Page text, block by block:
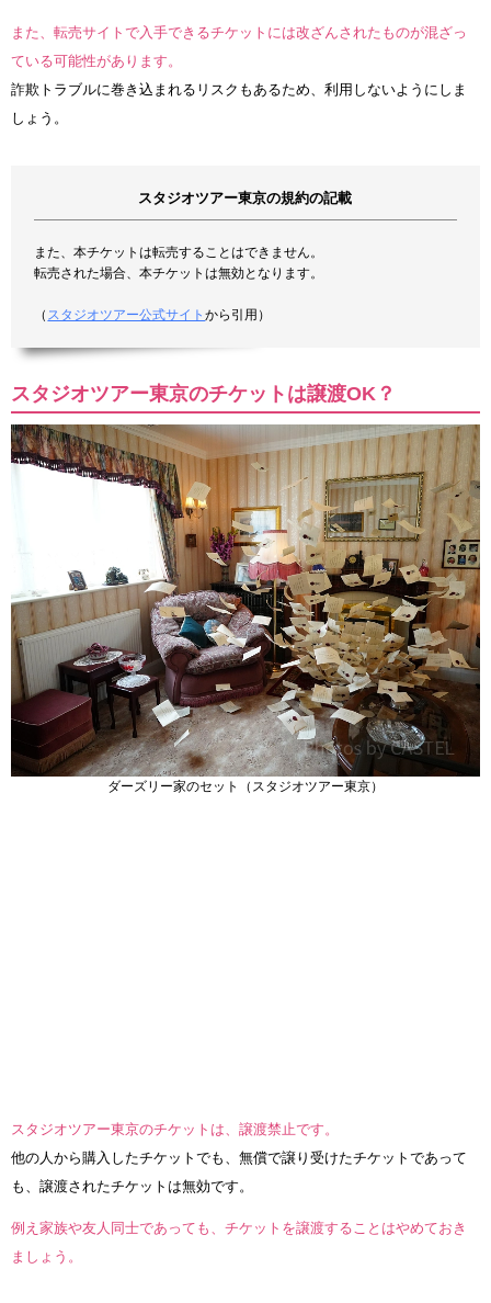
また、転売サイトで入手できるチケットには改ざんされたものが混ざっ
ている可能性があります。
詐欺トラブルに巻き込まれるリスクもあるため、利用しないようにしま
しょう。
スタジオツアー東京の規約の記載
また、本チケットは転売することはできません。
転売された場合、本チケットは無効となります。
（ スタジオツアー公式サイトから引用）
スタジオツアー東京のチケットは譲渡OK？
ダーズリー家のセット（スタジオツアー東京）
スタジオツアー東京のチケットは、譲渡禁止です。
他の人から購入したチケットでも、無償で譲り受けたチケットであって
も、譲渡されたチケットは無効です。
例え家族や友人同士であっても、チケットを譲渡することはやめておき
ましょう。